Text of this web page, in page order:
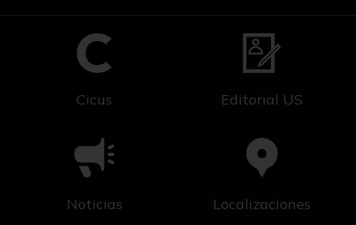
Cicus Editorial US
Noticias Localizaciones